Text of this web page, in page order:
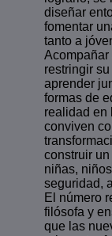
diseñar
fomentar
tanto a
restringir
aprender
formas de
realidad en
conviven
construir
niñas,
seguridad,
El número
filósofa y
que las